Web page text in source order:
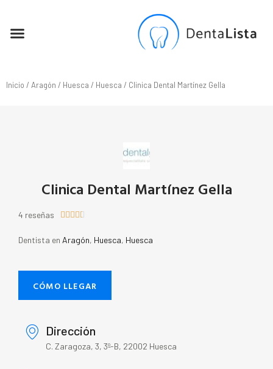
Inicio / Aragón / Huesca / Huesca / Clinica Dental Martínez Gella
Clinica Dental Martínez Gella
4 reseñas     
Dentista en Aragón, Huesca, Huesca
CÓMO LLEGAR
Dirección
C. Zaragoza, 3, 3º-B, 22002 Huesca